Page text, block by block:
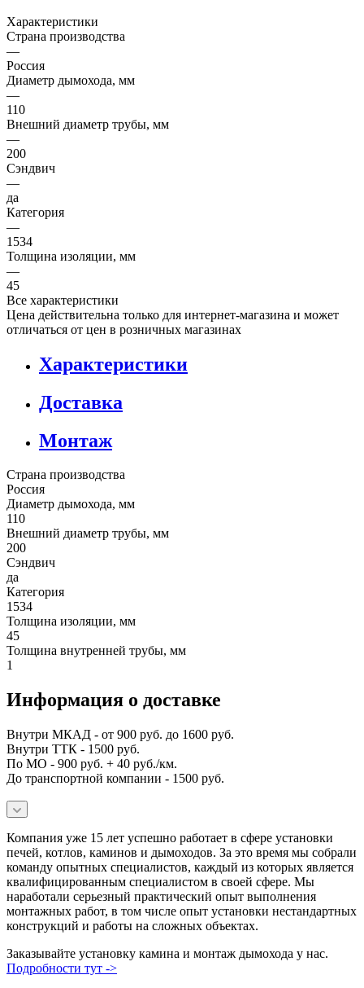
Характеристики
Страна производства
—
Россия
Диаметр дымохода, мм
—
110
Внешний диаметр трубы, мм
—
200
Сэндвич
—
да
Категория
—
1534
Толщина изоляции, мм
—
45
Все характеристики
Цена действительна только для интернет-магазина и может
отличаться от цен в розничных магазинах
Характеристики
Доставка
Монтаж
Страна производства
Россия
Диаметр дымохода, мм
110
Внешний диаметр трубы, мм
200
Сэндвич
да
Категория
1534
Толщина изоляции, мм
45
Толщина внутренней трубы, мм
1
Информация о доставке
Внутри МКАД - от 900 руб. до 1600 руб.
Внутри ТТК - 1500 руб.
По МО - 900 руб. + 40 руб./км.
До транспортной компании - 1500 руб.
Компания уже 15 лет успешно работает в сфере установки
печей, котлов, каминов и дымоходов. За это время мы собрали
команду опытных специалистов, каждый из которых является
квалифицированным специалистом в своей сфере. Мы
наработали серьезный практический опыт выполнения
монтажных работ, в том числе опыт установки нестандартных
конструкций и работы на сложных объектах.
Заказывайте установку камина и монтаж дымохода у нас.
Подробности тут ->